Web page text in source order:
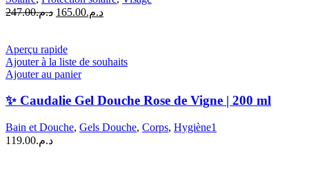
د.م.247.00
Le
était :
د.م.247.00.
د.م.165.00
Le
Aperçu rapide
Ajouter à la liste de souhaits
Ajouter au panier
✨ Caudalie Gel Douche Rose de Vigne | 200 ml
Bain et Douche, Gels Douche, Corps, Hygiène1
د.م.119.00